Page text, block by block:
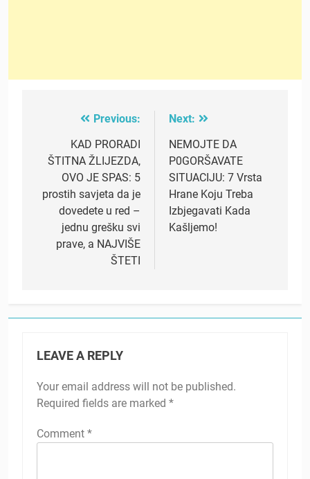
navigation
Previous:
KAD PRORADI
ŠTITNA ŽLIJEZDA,
OVO JE SPAS: 5
prostih savjeta da je
dovedete u red –
jednu grešku svi
prave, a NAJVIŠE
ŠTETI
Next:
NEMOJTE DA
P0GORŠAVATE
SITUACIJU: 7 Vrsta
Hrane Koju Treba
Izbjegavati Kada
Kašljemo!
LEAVE A REPLY
Your email address will not be published.
Required fields are marked *
Comment *